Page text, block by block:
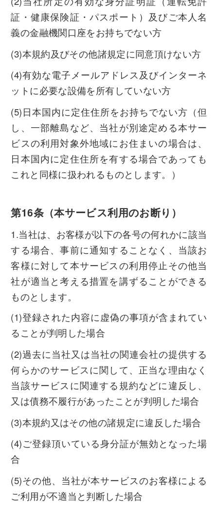
証・健康保険証・パスポート）及びご本人名
義の金融機関口座をお持ちでない方
(3)本規約及びその他諸規定に同意頂けない方
(4)有効な電子メールアドレス及びインターネ
ットに必要な設備を所有していない方
(5)日本国内に定住住所をお持ちでない方（但
し、一部離島など、当社が別途定める本サー
ビスの利用対象外地域にお住まいの場合は、
日本国内に定住住所を有する場合であっても
これと同様に扱われるものとします。）
第16条（本サービス利用のお断り）
1.当社は、お客様が以下の各号の何れかに該当
する場合、事前に通知することなく、当該お
客様に対して本サービスの利用停止その他当
社が適当と考える措置を講ずることができる
ものとします。
(1)登録された内容に虚偽の事項が含まれてい
ることが判明した場合
(2)過去に当社又は当社の関連会社の提供する
何らかのサービスに関して、正当な理由なく
当該サービスに関連する規約などに違反し、
又は債務不履行があったことが判明した場合
(3)本規約又はその他の諸規定に違反した場合
(4)ご登録頂いている身分証が無効となった場
合
(5)その他、当社が本サービスのお客様による
ご利用が不適当と判断した場合